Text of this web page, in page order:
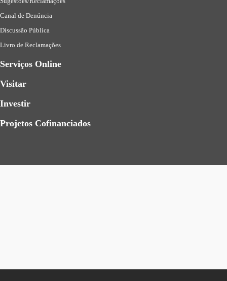
Canal de Denúncia
Discussão Pública
Livro de Reclamações
Serviços Online
Visitar
Investir
Projetos Cofinanciados